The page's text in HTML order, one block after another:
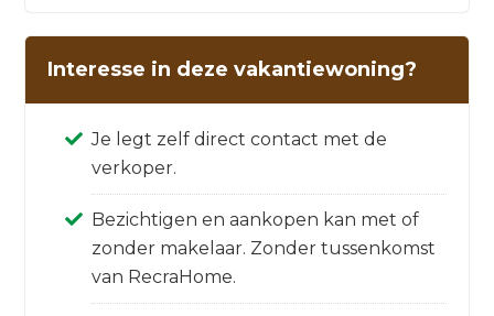
Interesse in deze vakantiewoning?
Je legt zelf direct contact met de
verkoper.
Bezichtigen en aankopen kan met of
zonder makelaar. Zonder tussenkomst
van RecraHome.